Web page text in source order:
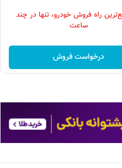
راه فروش خودرو، تنها در چند
ساعت
درخواست فروش